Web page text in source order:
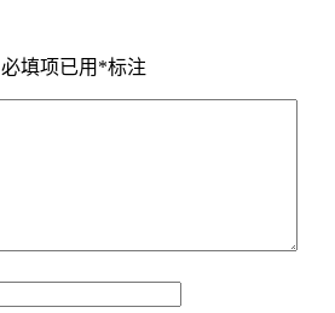
必填项已用 *标注